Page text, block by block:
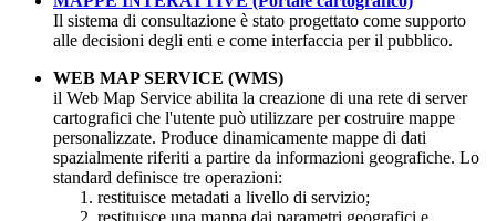
Il sistema di consultazione è stato progettato come supporto
alle decisioni degli enti e come interfaccia per il pubblico.
WEB MAP SERVICE (WMS)
il Web Map Service abilita la creazione di una rete di server
cartografici che l'utente può utilizzare per costruire mappe
personalizzate. Produce dinamicamente mappe di dati
spazialmente riferiti a partire da informazioni geografiche. Lo
standard definisce tre operazioni:
restituisce metadati a livello di servizio;